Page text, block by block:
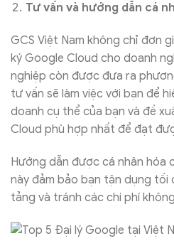
Tư vấn và hướng dẫn cá
GCS Việt Nam không chỉ đơn
ký Google Cloud cho doanh
nghiệp còn được đưa ra
tư vấn sẽ làm việc với bạn để
doanh cụ thể của bạn và đề
Cloud phù hợp nhất để đạt
Hướng dẫn được cá nhân hóa
này đảm bảo bạn tận dụng tối
tảng và tránh các chi phí